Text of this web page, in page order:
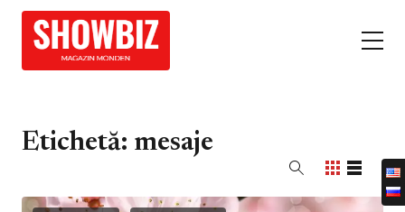
Etichetă: mesaje